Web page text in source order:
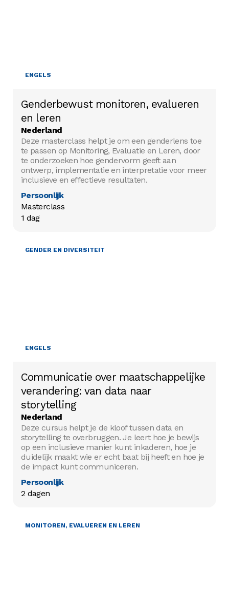
ENGELS
Genderbewust monitoren, evalueren
en leren
Nederland
Deze masterclass helpt je om een genderlens toe
te passen op Monitoring, Evaluatie en Leren, door
te onderzoeken hoe gendervorm geeft aan
ontwerp, implementatie en interpretatie voor meer
inclusieve en effectieve resultaten.
Persoonlijk
Masterclass
1 dag
HET WERVEN VAN MIDDELEN
GENDER EN DIVERSITEIT
ENGELS
Communicatie over maatschappelijke
verandering: van data naar
storytelling
Nederland
Deze cursus helpt je de kloof tussen data en
storytelling te overbruggen. Je leert hoe je bewijs
op een inclusieve manier kunt inkaderen, hoe je
duidelijk maakt wie er echt baat bij heeft en hoe je
de impact kunt communiceren.
Persoonlijk
2 dagen
MONITOREN, EVALUEREN EN LEREN